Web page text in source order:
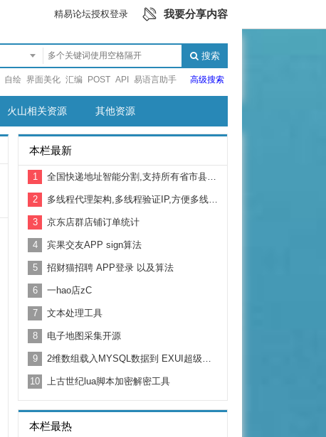
精易论坛授权登录 我要分享内容
搜索
自绘 界面美化 汇编 POST API 易语言助手 高级搜索
火山相关资源 其他资源
本栏最新
1 全国快递地址智能分割,支持所有省市县区街道
2 多线程代理架构,多线程验证IP,方便多线程操作时调用
3 京东店群店铺订单统计
4 宾果交友APP sign算法
5 招财猫招聘 APP登录 以及算法
6 一hao店zC
7 文本处理工具
8 电子地图采集开源
9 2维数组载入MYSQL数据到 EXUI超级列表框开发大数据必备
10 上古世纪lua脚本加密解密工具
本栏最热